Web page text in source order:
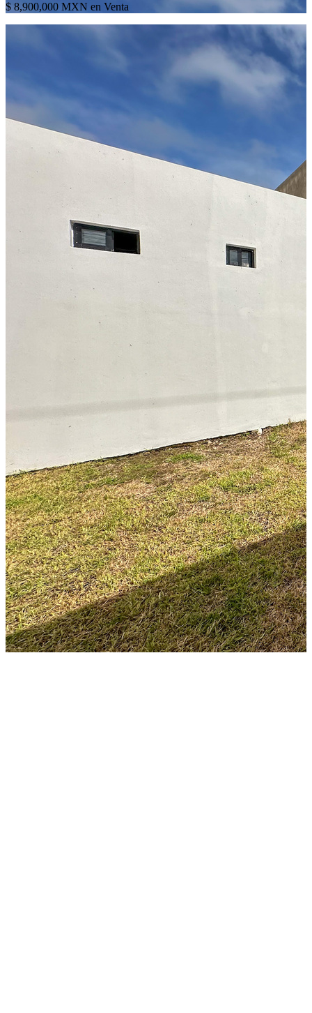
$ 8,900,000 MXN en Venta